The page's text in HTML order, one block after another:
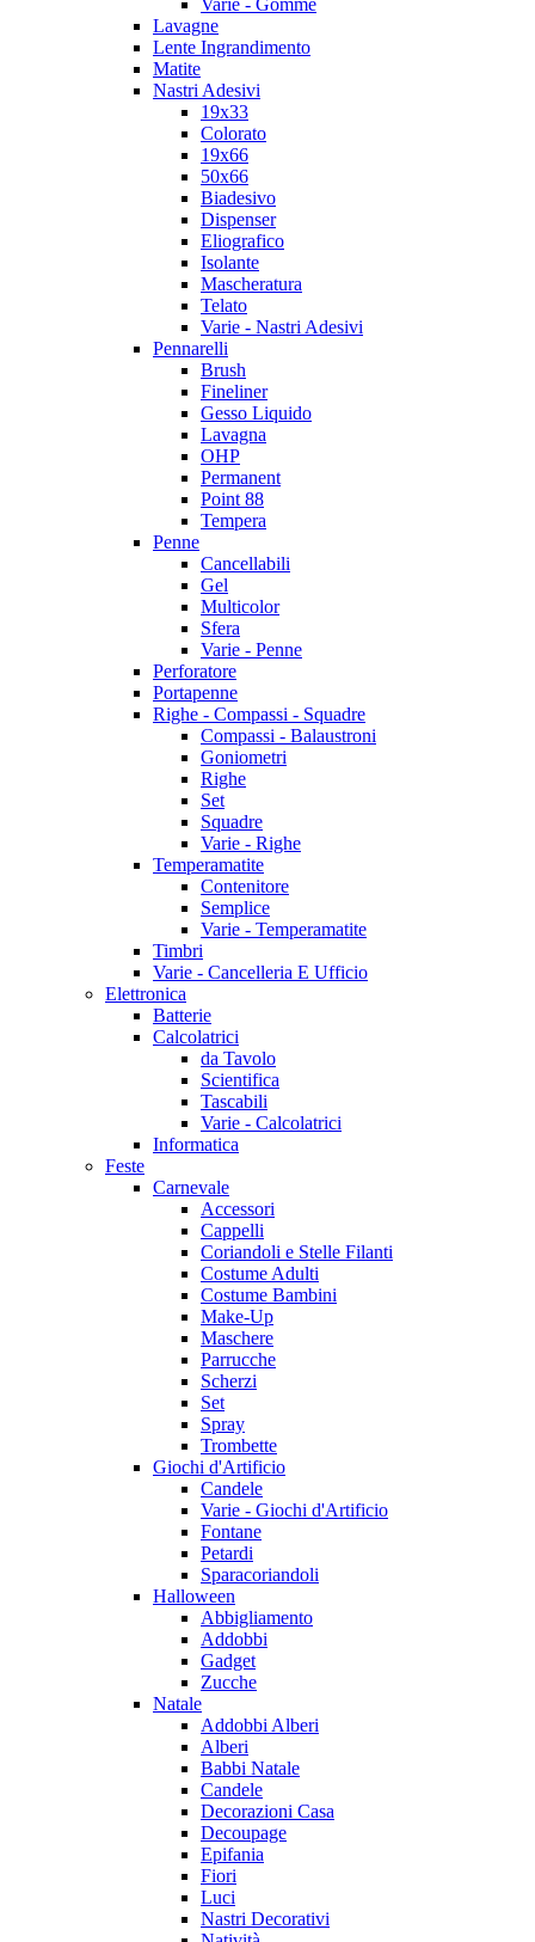
Varie - Gomme
Lavagne
Lente Ingrandimento
Matite
Nastri Adesivi
19x33
Colorato
19x66
50x66
Biadesivo
Dispenser
Eliografico
Isolante
Mascheratura
Telato
Varie - Nastri Adesivi
Pennarelli
Brush
Fineliner
Gesso Liquido
Lavagna
OHP
Permanent
Point 88
Tempera
Penne
Cancellabili
Gel
Multicolor
Sfera
Varie - Penne
Perforatore
Portapenne
Righe - Compassi - Squadre
Compassi - Balaustroni
Goniometri
Righe
Set
Squadre
Varie - Righe
Temperamatite
Contenitore
Semplice
Varie - Temperamatite
Timbri
Varie - Cancelleria E Ufficio
Elettronica
Batterie
Calcolatrici
da Tavolo
Scientifica
Tascabili
Varie - Calcolatrici
Informatica
Feste
Carnevale
Accessori
Cappelli
Coriandoli e Stelle Filanti
Costume Adulti
Costume Bambini
Make-Up
Maschere
Parrucche
Scherzi
Set
Spray
Trombette
Giochi d'Artificio
Candele
Varie - Giochi d'Artificio
Fontane
Petardi
Sparacoriandoli
Halloween
Abbigliamento
Addobbi
Gadget
Zucche
Natale
Addobbi Alberi
Alberi
Babbi Natale
Candele
Decorazioni Casa
Decoupage
Epifania
Fiori
Luci
Nastri Decorativi